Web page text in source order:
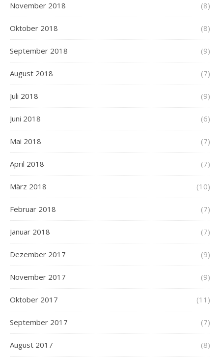
November 2018 (8)
Oktober 2018 (8)
September 2018 (9)
August 2018 (7)
Juli 2018 (9)
Juni 2018 (6)
Mai 2018 (7)
April 2018 (7)
März 2018 (10)
Februar 2018 (7)
Januar 2018 (7)
Dezember 2017 (9)
November 2017 (9)
Oktober 2017 (11)
September 2017 (7)
August 2017 (8)